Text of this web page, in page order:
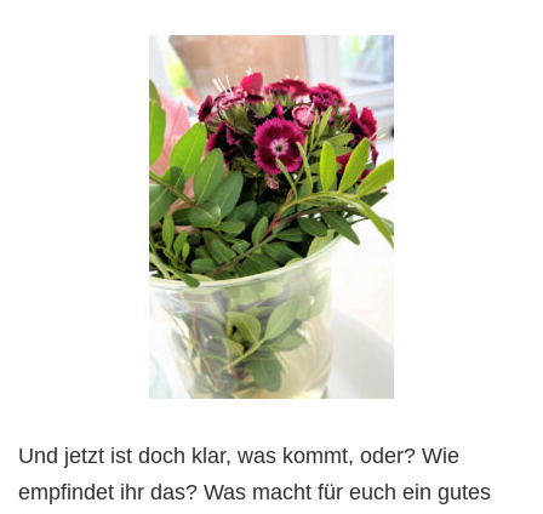
Und jetzt ist doch klar, was kommt, oder? Wie
empfindet ihr das? Was macht für euch ein gutes